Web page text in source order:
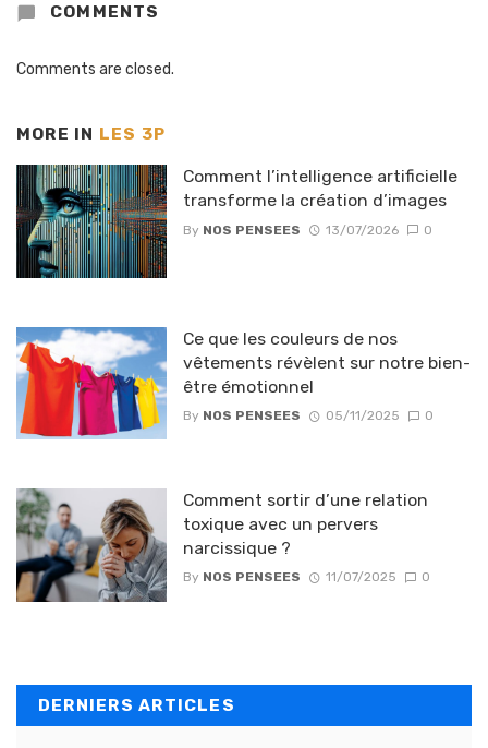
COMMENTS
Comments are closed.
MORE IN LES 3P
Comment l’intelligence artificielle
transforme la création d’images
By NOS PENSEES 13/07/2026 0
Ce que les couleurs de nos
vêtements révèlent sur notre bien-
être émotionnel
By NOS PENSEES 05/11/2025 0
Comment sortir d’une relation
toxique avec un pervers
narcissique ?
By NOS PENSEES 11/07/2025 0
DERNIERS ARTICLES